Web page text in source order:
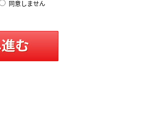
同意しません